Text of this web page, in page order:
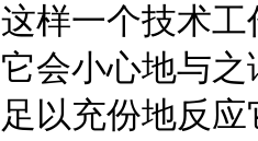
这样一个技术
它会小心地与
足以充份地反